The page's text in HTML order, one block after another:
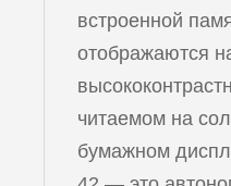
встроенной
отображаются
читаемом на
бумажном